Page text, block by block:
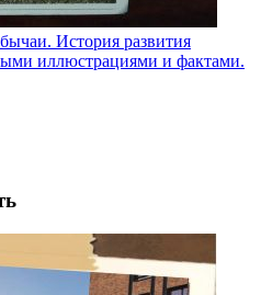
История развития
иллюстрациями и фактами.